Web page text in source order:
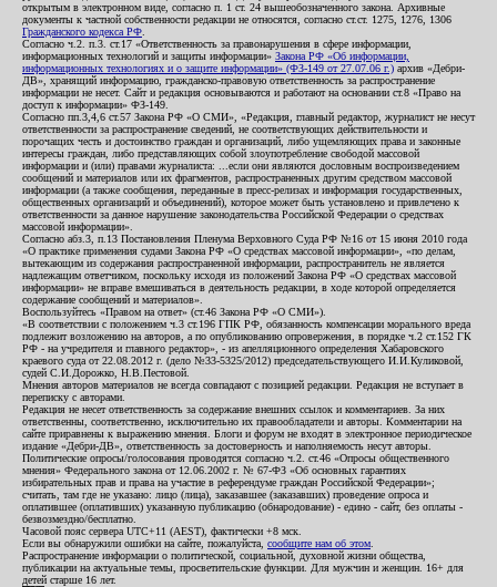
открытым в электронном виде, согласно п. 1 ст. 24 вышеобозначенного закона. Архивные
документы к частной собственности редакции не относятся, согласно ст.ст. 1275, 1276, 1306
Гражданского кодекса РФ
Согласно ч.2. п.3. ст.17 «Ответственность за правонарушения в сфере информации,
информационных технологий и защиты информации» Закона РФ «Об информации,
информационных технологиях и о защите информации» (ФЗ-149 от 27.07.06 г.) архив «Дебри-
ДВ», хранящий информацию, гражданско-правовую ответственность за распространение
информации не несет. Сайт и редакция основываются и работают на основании ст.8 «Право на
доступ к информации» ФЗ-149.
Согласно пп.3,4,6 ст.57 Закона РФ «О СМИ», «Редакция, главный редактор, журналист не несут
ответственности за распространение сведений, не соответствующих действительности и
порочащих честь и достоинство граждан и организаций, либо ущемляющих права и законные
интересы граждан, либо представляющих собой злоупотребление свободой массовой
информации и (или) правами журналиста: ...если они являются дословным воспроизведением
сообщений и материалов или их фрагментов, распространенных другим средством массовой
информации (а также сообщения, переданные в пресс-релизах и информация государственных,
общественных организаций и объединений), которое может быть установлено и привлечено к
ответственности за данное нарушение законодательства Российской Федерации о средствах
массовой информации».
Согласно абз.3, п.13 Постановления Пленума Верховного Суда РФ №16 от 15 июня 2010 года
«О практике применения судами Закона РФ «О средствах массовой информации», «по делам,
вытекающим из содержания распространенной информации, распространитель не является
надлежащим ответчиком, поскольку исходя из положений Закона РФ «О средствах массовой
информации» не вправе вмешиваться в деятельность редакции, в ходе которой определяется
содержание сообщений и материалов».
Воспользуйтесь «Правом на ответ» (ст.46 Закона РФ «О СМИ»).
«В соответствии с положением ч.3 ст.196 ГПК РФ, обязанность компенсации морального вреда
подлежит возложению на авторов, а по опубликованию опровержения, в порядке ч.2 ст.152 ГК
РФ - на учредителя и главного редактор», - из апелляционного определения Хабаровского
краевого суда от 22.08.2012 г. (дело №33-5325/2012) председательствующего И.И.Куликовой,
судей С.И.Дорожко, Н.В.Пестовой.
Мнения авторов материалов не всегда совпадают с позицией редакции. Редакция не вступает в
переписку с авторами.
Редакция не несет ответственность за содержание внешних ссылок и комментариев. За них
ответственны, соответственно, исключительно их правообладатели и авторы. Комментарии на
сайте приравнены к выражению мнения. Блоги и форум не входят в электронное периодическое
издание «Дебри-ДВ», ответственность за достоверность и наполняемость несут авторы.
Политические опросы/голосования проводятся согласно ч.2. ст.46 «Опросы общественного
мнения» Федерального закона от 12.06.2002 г. № 67-ФЗ «Об основных гарантиях
избирательных прав и права на участие в референдуме граждан Российской Федерации»;
считать, там где не указано: лицо (лица), заказавшее (заказавших) проведение опроса и
оплатившее (оплативших) указанную публикацию (обнародование) - едино - сайт, без оплаты -
безвозмездно/бесплатно.
Часовой пояс сервера UTC+11 (AEST), фактически +8 мск.
Если вы обнаружили ошибки на сайте, пожалуйста, сообщите нам об этом
Распространение информации о политической, социальной, духовной жизни общества,
публикации на актуальные темы, просветительские функции. Для мужчин и женщин. 16+ для
детей старше 16 лет.